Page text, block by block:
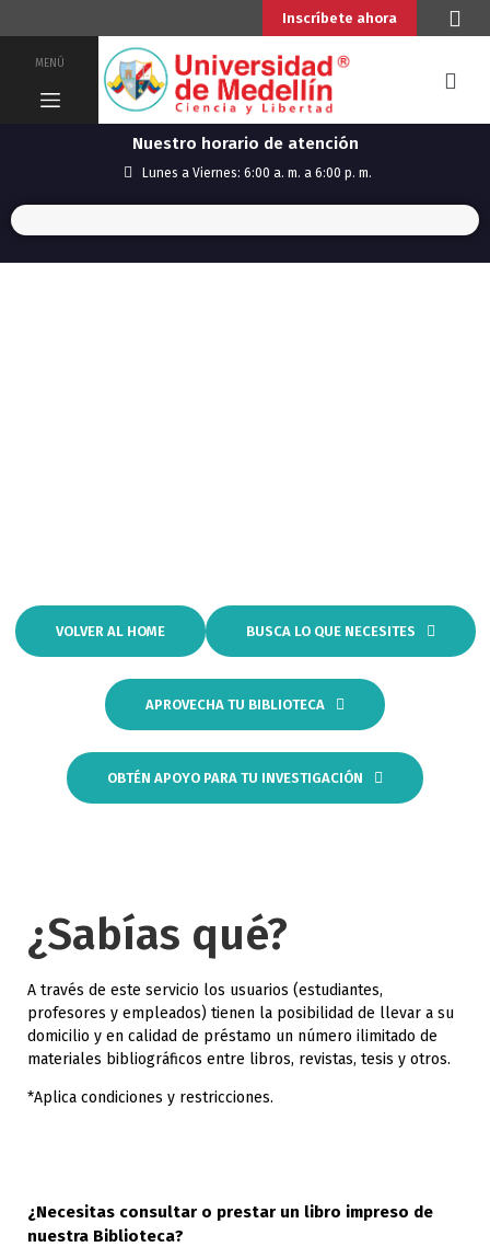
Inscríbete ahora
MENÚ
Nuestro horario de atención
Lunes a Viernes: 6:00 a. m. a 6:00 p. m.
VOLVER AL HOME BUSCA LO QUE NECESITES
APROVECHA TU BIBLIOTECA
OBTÉN APOYO PARA TU INVESTIGACIÓN
¿Sabías qué?
A través de este servicio los usuarios (estudiantes,
profesores y empleados) tienen la posibilidad de llevar a su
domicilio y en calidad de préstamo un número ilimitado de
materiales bibliográficos entre libros, revistas, tesis y otros.
*Aplica condiciones y restricciones.
¿Necesitas consultar o prestar un libro impreso de
nuestra Biblioteca?